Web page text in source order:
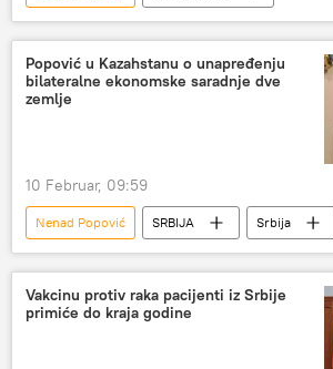
Srbija – ekonomija
Ekonomija
Popović u Kazahstanu o unapređenju
bilateralne ekonomske saradnje dve
zemlje
10 Februar, 09:59
Nenad Popović SRBIJA
Srbija
Srbija – politika
Kazahstan
Vakcinu protiv raka pacijenti iz Srbije
primiće do kraja godine